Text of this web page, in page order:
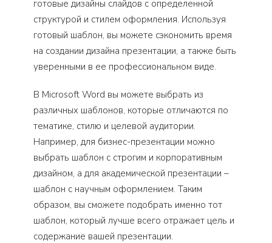
готовые дизайны слайдов с определенной
структурой и стилем оформления. Используя
готовый шаблон, вы можете сэкономить время
на создании дизайна презентации, а также быть
уверенными в ее профессиональном виде.
В Microsoft Word вы можете выбрать из
различных шаблонов, которые отличаются по
тематике, стилю и целевой аудитории.
Например, для бизнес-презентации можно
выбрать шаблон с строгим и корпоративным
дизайном, а для академической презентации –
шаблон с научным оформлением. Таким
образом, вы сможете подобрать именно тот
шаблон, который лучше всего отражает цель и
содержание вашей презентации.